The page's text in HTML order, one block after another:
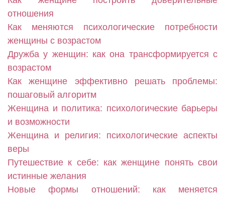
отношения
Как меняются психологические потребности
женщины с возрастом
Дружба у женщин: как она трансформируется с
возрастом
Как женщине эффективно решать проблемы:
пошаговый алгоритм
Женщина и политика: психологические барьеры
и возможности
Женщина и религия: психологические аспекты
веры
Путешествие к себе: как женщине понять свои
истинные желания
Новые формы отношений: как меняется